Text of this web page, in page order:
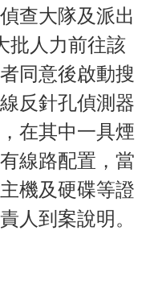
查大隊及派出
批人力前往該
同意後啟動搜
反針孔偵測器
在其中一具煙
線路配置，當
機及硬碟等證
人到案說明。